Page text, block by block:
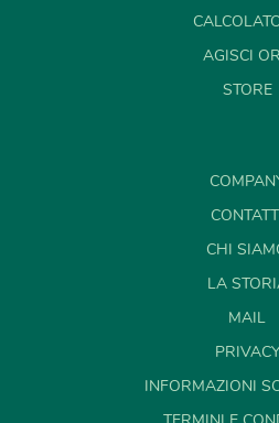
AGISCI
STORE
CHI
LA
MAIL
PRIVACY
INFORMAZIONI